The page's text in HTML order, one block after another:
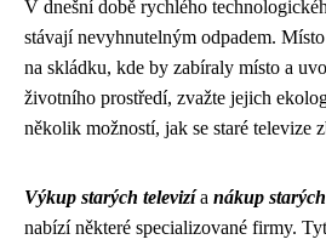
V dnešní době rychlého
stávají nevyhnutelným odpadem.
na skládku, kde by zabíraly místo a
životního prostředí, zvažte jejich
několik možností, jak se staré televize
Výkup starých televizía nákup
nabízí některé specializované firmy.